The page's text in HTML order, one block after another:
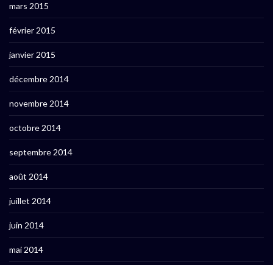
mars 2015
février 2015
janvier 2015
décembre 2014
novembre 2014
octobre 2014
septembre 2014
août 2014
juillet 2014
juin 2014
mai 2014